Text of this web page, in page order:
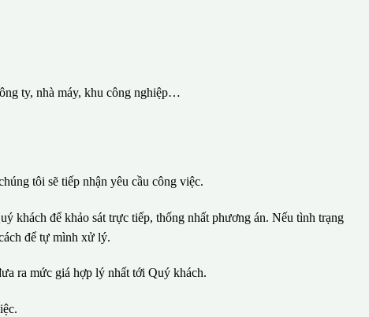
ty, nhà máy, khu công nghiệp…
tôi sẽ tiếp nhận yêu cầu công việc.
khách để khảo sát trực tiếp, thống nhất phương án. Nếu tình trạng
để tự mình xử lý.
ra mức giá hợp lý nhất tới Quý khách.